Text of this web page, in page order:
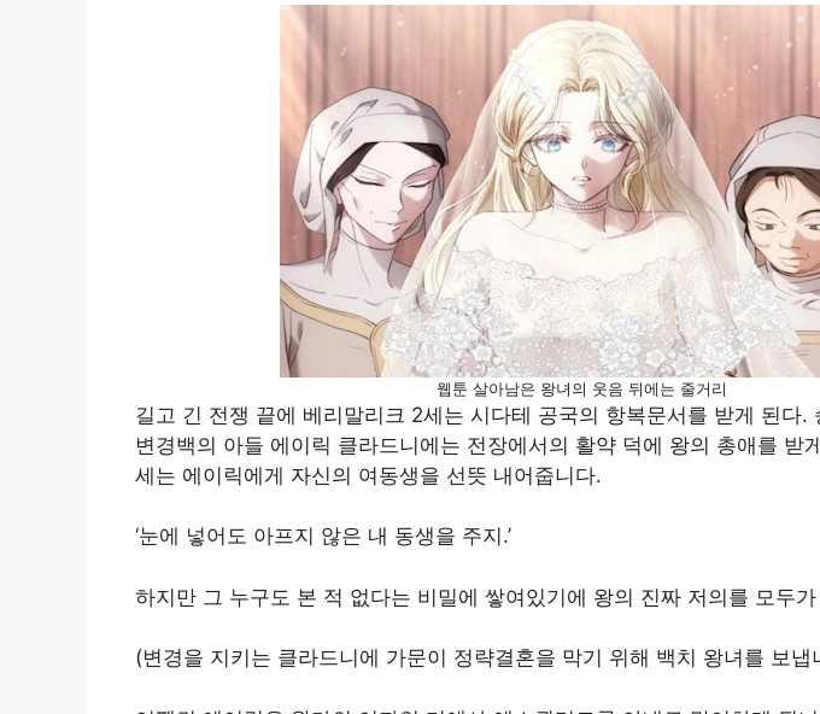
웹툰 살아남은 왕녀의 웃음 뒤에는 줄거리
길고 긴 전쟁 끝에 베리말리크 2세는 시다테 공국의 항복문서를 받게 된다.
변경백의 아들 에이릭 클라드니에는 전장에서의 활약 덕에 왕의 총애를 받
세는 에이릭에게 자신의 여동생을 선뜻 내어줍니다.
‘눈에 넣어도 아프지 않은 내 동생을 주지.’
하지만 그 누구도 본 적 없다는 비밀에 쌓여있기에 왕의 진짜 저의를 모두
(변경을 지키는 클라드니에 가문이 정략결혼을 막기 위해 백치 왕녀를 보냅